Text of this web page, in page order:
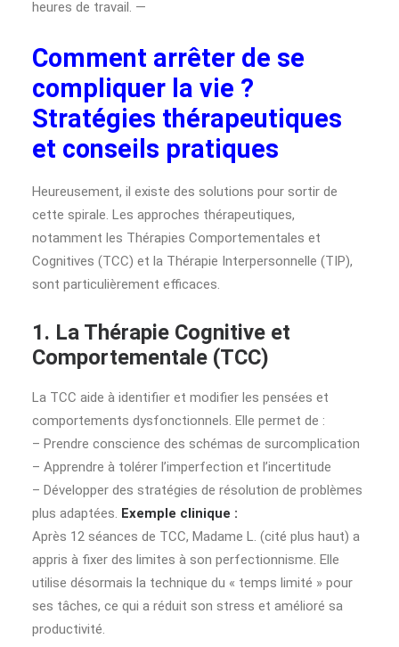
heures de travail. —
Comment arrêter de se
compliquer la vie ?
Stratégies thérapeutiques
et conseils pratiques
Heureusement, il existe des solutions pour sortir de
cette spirale. Les approches thérapeutiques,
notamment les Thérapies Comportementales et
Cognitives (TCC) et la Thérapie Interpersonnelle (TIP),
sont particulièrement efficaces.
1. La Thérapie Cognitive et
Comportementale (TCC)
La TCC aide à identifier et modifier les pensées et
comportements dysfonctionnels. Elle permet de :
– Prendre conscience des schémas de surcomplication
– Apprendre à tolérer l’imperfection et l’incertitude
– Développer des stratégies de résolution de problèmes
plus adaptées. Exemple clinique :
Après 12 séances de TCC, Madame L. (cité plus haut) a
appris à fixer des limites à son perfectionnisme. Elle
utilise désormais la technique du « temps limité » pour
ses tâches, ce qui a réduit son stress et amélioré sa
productivité.